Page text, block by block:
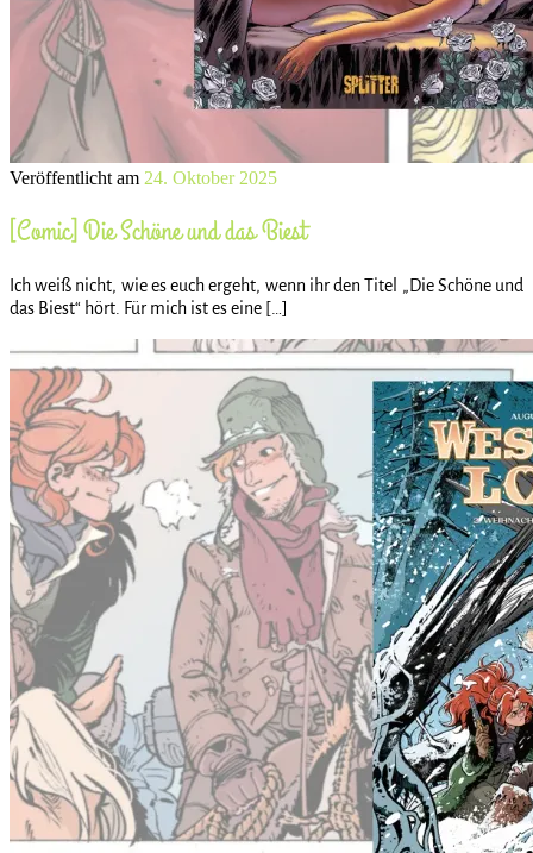
Veröffentlicht am 24. Oktober 2025
[Comic] Die Schöne und das Biest
Ich weiß nicht, wie es euch ergeht, wenn ihr den Titel „Die Schöne und
das Biest“ hört. Für mich ist es eine […]